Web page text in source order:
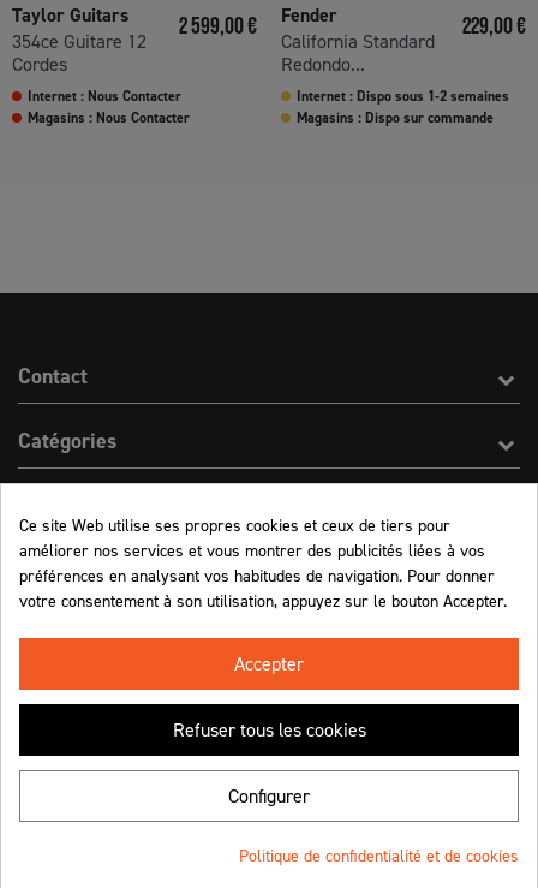
Taylor Guitars
354ce Guitare 12
Cordes
Prix
2 599,00 €
Internet : Nous Contacter
Magasins : Nous Contacter
Fender
California Standard
Redondo...
Prix
229,00 €
Internet : Dispo sous 1-2 semaines
Magasins : Dispo sur commande
Contact
Catégories
Informations
Retrouvez-nous !
Ce site Web utilise ses propres cookies et ceux de tiers pour
améliorer nos services et vous montrer des publicités liées à vos
préférences en analysant vos habitudes de navigation. Pour donner
votre consentement à son utilisation, appuyez sur le bouton Accepter.
Accepter
Refuser tous les cookies
Configurer
Politique de confidentialité et de cookies